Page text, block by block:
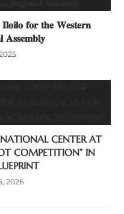
𝐟𝐨𝐫 𝐭𝐡𝐞 𝐖𝐞𝐬𝐭𝐞𝐫𝐧
𝐀𝐬𝐬𝐞𝐦𝐛𝐥𝐲
CENTER AT
COMPETITION” IN
2026